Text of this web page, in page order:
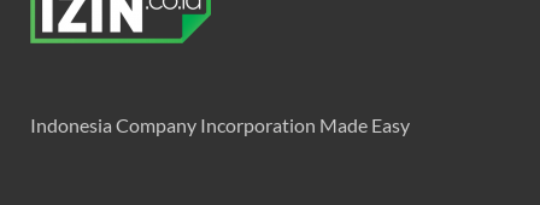
Indonesia Company Incorporation Made Easy